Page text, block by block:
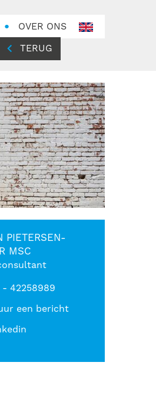
OVER ONS
en-
TERUG
PIETERSEN-
MSC
- 42258989
een bericht